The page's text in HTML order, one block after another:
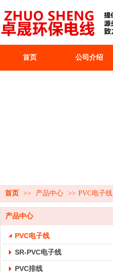
首页 公司介绍
首页 >> 产品中心 >> PVC电子线
产品中心
PVC电子线
SR-PVC电子线
PVC排线